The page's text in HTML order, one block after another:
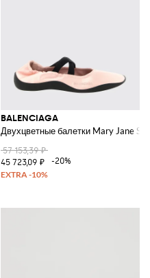
BALENCIAGA
Двухцветные балетки Mary Jane
57 153,39 ₽
45 723,09 ₽
-20%